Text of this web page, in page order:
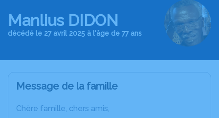
Manlius DIDON
décédé le 27 avril 2025 à l'âge de 77 ans
Message de la famille
Chère famille, chers amis,